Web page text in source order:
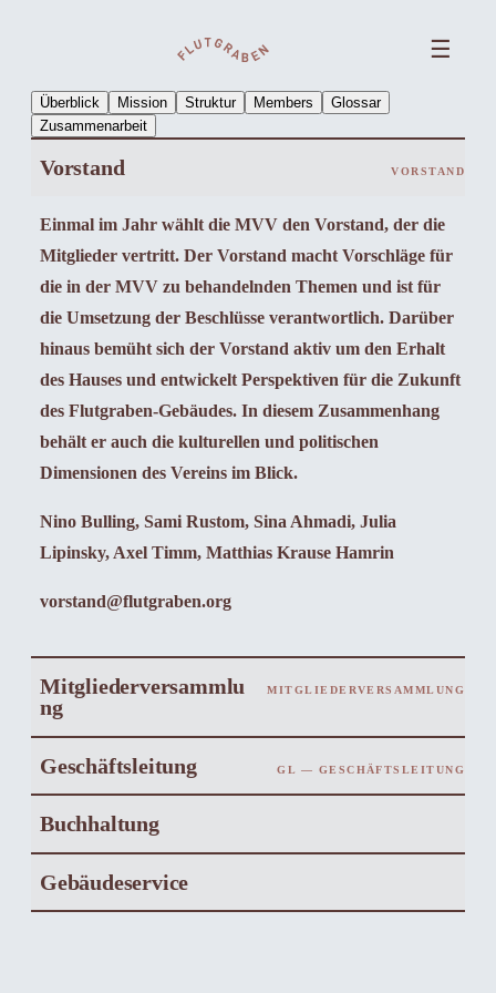
☰
Überblick Mission Struktur Members
Glossar
Zusammenarbeit
Vorstand VORSTAND
Einmal im Jahr wählt die MVV den Vorstand, der die
Mitglieder vertritt. Der Vorstand macht Vorschläge für
die in der MVV zu behandelnden Themen und ist für
die Umsetzung der Beschlüsse verantwortlich. Darüber
hinaus bemüht sich der Vorstand aktiv um den Erhalt
des Hauses und entwickelt Perspektiven für die Zukunft
des Flutgraben-Gebäudes. In diesem Zusammenhang
behält er auch die kulturellen und politischen
Dimensionen des Vereins im Blick.
Nino Bulling, Sami Rustom, Sina Ahmadi, Julia
Lipinsky, Axel Timm, Matthias Krause Hamrin
vorstand@flutgraben.org
Mitgliederversammlu
ng
MITGLIEDERVERSAMMLUNG
Geschäftsleitung GL — GESCHÄFTSLEITUNG
Buchhaltung
Gebäudeservice